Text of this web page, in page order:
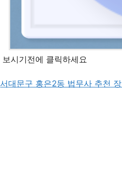
보시기전에 클릭하세요
서대문구 홍은2동 법무사 추천